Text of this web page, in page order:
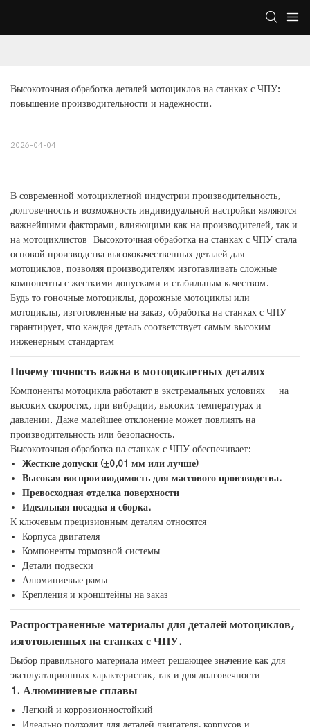
Высокоточная обработка деталей мотоциклов на станках с ЧПУ:
повышение производительности и надежности.
2026-04-04
В современной мотоциклетной индустрии производительность,
долговечность и возможность индивидуальной настройки являются
важнейшими факторами, влияющими как на производителей, так и
на мотоциклистов. Высокоточная обработка на станках с ЧПУ стала
основой производства высококачественных деталей для
мотоциклов, позволяя производителям изготавливать сложные
компоненты с жесткими допусками и стабильным качеством.
Будь то гоночные мотоциклы, дорожные мотоциклы или
мотоциклы, изготовленные на заказ, обработка на станках с ЧПУ
гарантирует, что каждая деталь соответствует самым высоким
инженерным стандартам.
Почему точность важна в мотоциклетных деталях
Компоненты мотоцикла работают в экстремальных условиях — на
высоких скоростях, при вибрации, высоких температурах и
давлении. Даже малейшее отклонение может повлиять на
производительность или безопасность.
Высокоточная обработка на станках с ЧПУ обеспечивает:
Жесткие допуски (±0,01 мм или лучше)
Высокая воспроизводимость для массового производства.
Превосходная отделка поверхности
Идеальная посадка и сборка.
К ключевым прецизионным деталям относятся:
Корпуса двигателя
Компоненты тормозной системы
Детали подвески
Алюминиевые рамы
Крепления и кронштейны на заказ
Распространенные материалы для деталей мотоциклов,
изготовленных на станках с ЧПУ.
Выбор правильного материала имеет решающее значение как для
эксплуатационных характеристик, так и для долговечности.
1. Алюминиевые сплавы
Легкий и коррозионностойкий